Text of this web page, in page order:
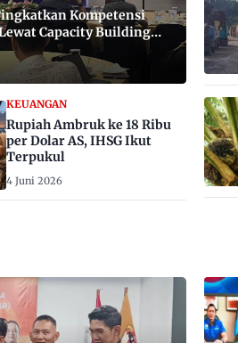
Kompetensi
Capacity Building
KEUANGAN
Rupiah Ambruk ke 18 Ribu
per Dolar AS, IHSG Ikut
Terpukul
4 Juni 2026